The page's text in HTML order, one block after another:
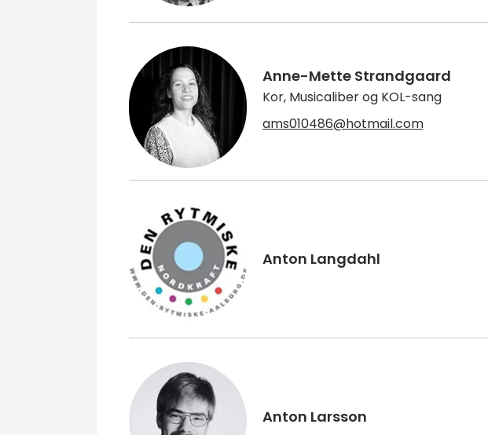
Anne-Mette Strandgaard
Kor, Musicaliber og KOL-sang
ams010486@hotmail.com
Anton Langdahl
Anton Larsson